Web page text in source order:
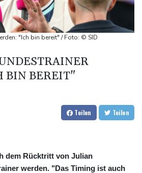
von Sonntagsfahrverbot für Lkw - BDI
kündigt "unermüdlichen" Kampf
von Sonn- und Feiertagsfahrverbot für
"Ich bin bereit" / Foto: © SID
BIN BEREIT"
Teilen Teilen
dem Rücktritt von Julian
werden. "Das Timing ist auch